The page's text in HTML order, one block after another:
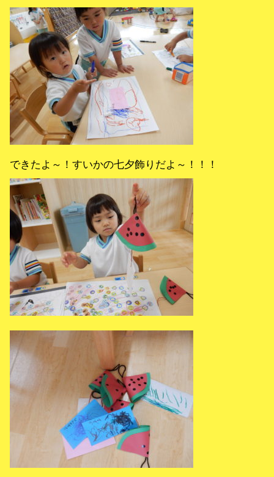
できたよ～！すいかの七夕飾りだよ～！！！